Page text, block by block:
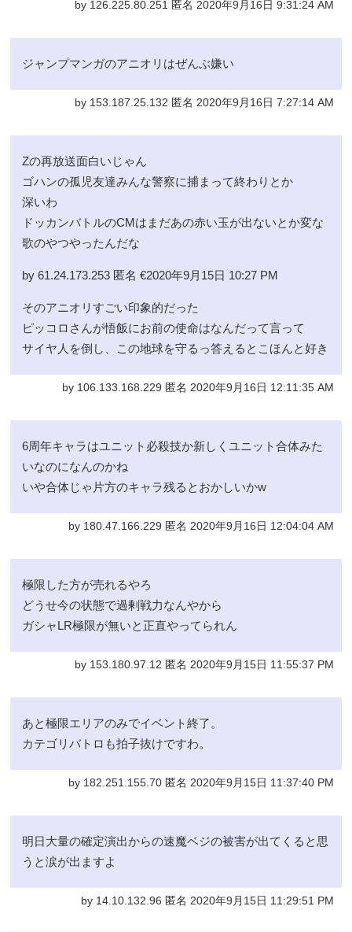
by 126.225.80.251 匿名 2020年9月16日 9:31:24 AM
ジャンプマンガのアニオリはぜんぶ嫌い
by 153.187.25.132 匿名 2020年9月16日 7:27:14 AM
Zの再放送面白いじゃん
ゴハンの孤児友達みんな警察に捕まって終わりとか
深いわ
ドッカンバトルのCMはまだあの赤い玉が出ないとか変な
歌のやつやったんだな
by 61.24.173.253 匿名 €2020年9月15日 10:27 PM
そのアニオリすごい印象的だった
ピッコロさんが悟飯にお前の使命はなんだって言って
サイヤ人を倒し、この地球を守るっ答えるとこほんと好き
by 106.133.168.229 匿名 2020年9月16日 12:11:35 AM
6周年キャラはユニット必殺技か新しくユニット合体みた
いなのになんのかね
いや合体じゃ片方のキャラ残るとおかしいかw
by 180.47.166.229 匿名 2020年9月16日 12:04:04 AM
極限した方が売れるやろ
どうせ今の状態で過剰戦力なんやから
ガシャLR極限が無いと正直やってられん
by 153.180.97.12 匿名 2020年9月15日 11:55:37 PM
あと極限エリアのみでイベント終了。
カテゴリバトロも拍子抜けですわ。
by 182.251.155.70 匿名 2020年9月15日 11:37:40 PM
明日大量の確定演出からの速魔ベジの被害が出てくると思
うと涙が出ますよ
by 14.10.132.96 匿名 2020年9月15日 11:29:51 PM